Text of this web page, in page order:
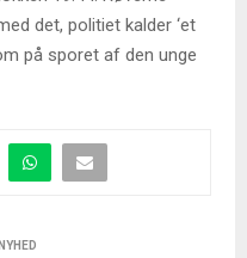
det, politiet kalder ‘et
på sporet af den unge